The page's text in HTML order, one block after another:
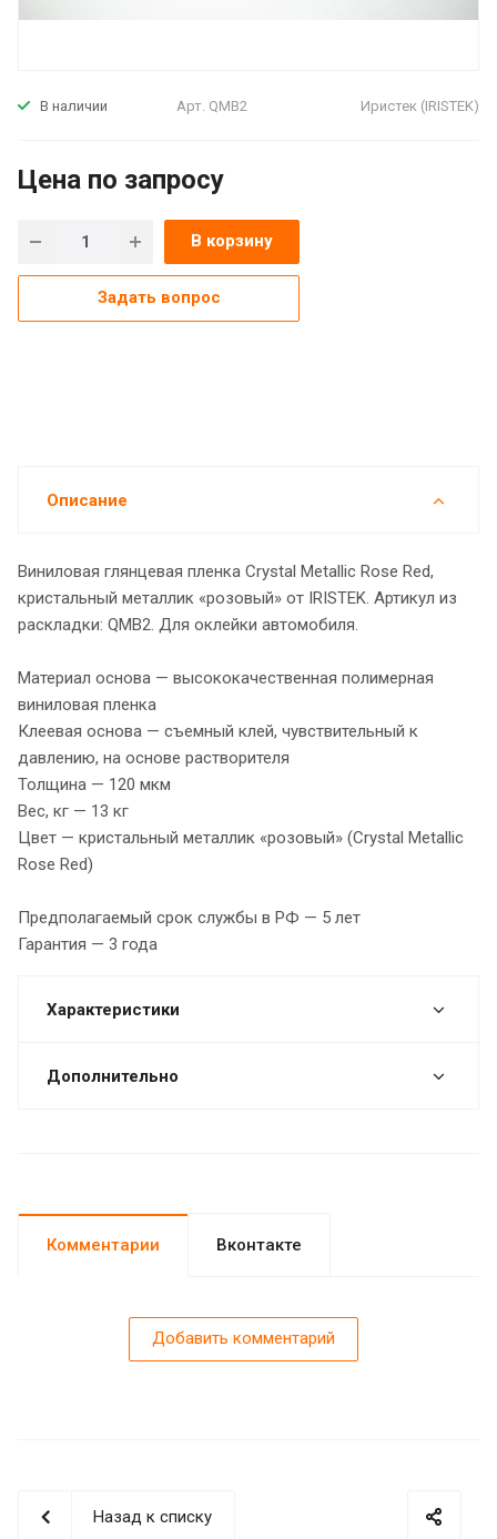
В наличии Арт. QMB2 Иристек (IRISTEK)
Цена по запросу
В корзину
Задать вопрос
Описание
Виниловая глянцевая пленка Crystal Metallic Rose Red,
кристальный металлик «розовый» от IRISTEK. Артикул из
раскладки: QMB2. Для оклейки автомобиля.
Материал основа — высококачественная полимерная
виниловая пленка
Клеевая основа — съемный клей, чувствительный к
давлению, на основе растворителя
Толщина — 120 мкм
Вес, кг — 13 кг
Цвет — кристальный металлик «розовый» (Crystal Metallic
Rose Red)
Предполагаемый срок службы в РФ — 5 лет
Гарантия — 3 года
Характеристики
Дополнительно
Комментарии Вконтакте
Добавить комментарий
Назад к списку